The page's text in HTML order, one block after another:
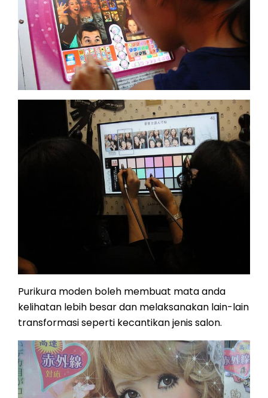
Purikura moden boleh membuat mata anda
kelihatan lebih besar dan melaksanakan lain-lain
transformasi seperti kecantikan jenis salon.